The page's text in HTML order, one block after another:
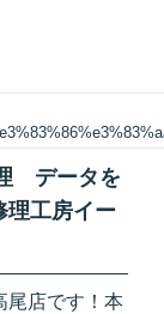
データを
理工房イー
尾店です！本